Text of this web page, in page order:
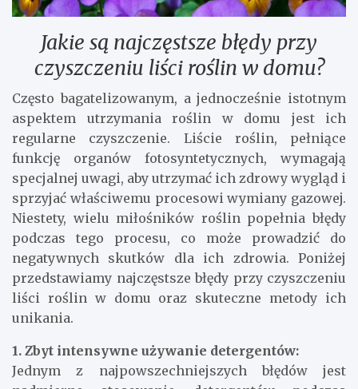
Jakie są najczęstsze błędy przy
czyszczeniu liści roślin w domu?
Często bagatelizowanym, a jednocześnie istotnym
aspektem utrzymania roślin w domu jest ich
regularne czyszczenie. Liście roślin, pełniące
funkcję organów fotosyntetycznych, wymagają
specjalnej uwagi, aby utrzymać ich zdrowy wygląd i
sprzyjać właściwemu procesowi wymiany gazowej.
Niestety, wielu miłośników roślin popełnia błędy
podczas tego procesu, co może prowadzić do
negatywnych skutków dla ich zdrowia. Poniżej
przedstawiamy najczęstsze błędy przy czyszczeniu
liści roślin w domu oraz skuteczne metody ich
unikania.
1. Zbyt intensywne używanie detergentów:
Jednym z najpowszechniejszych błędów jest